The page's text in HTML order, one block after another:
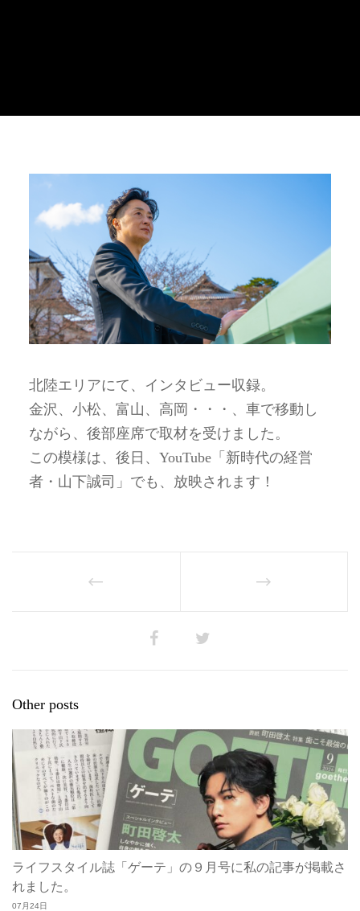
北陸エリアにて、インタビュー収録。
金沢、小松、富山、高岡・・・、車で移動し
ながら、後部座席で取材を受けました。
この模様は、後日、YouTube「新時代の経営
者・山下誠司」でも、放映されます！
Other posts
ライフスタイル誌「ゲーテ」の９月号に私の記事が掲載さ
れました。
07月24日